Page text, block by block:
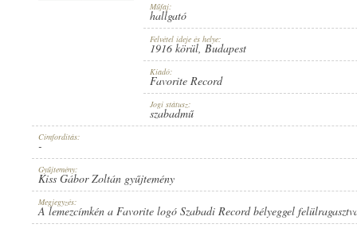
PUBLISHER: FAVORITE RECORD
Műfaj:
hallgató
Felvétel ideje és helye:
1916 körül, Budapest
Kiadó:
Favorite Record
Jogi státusz:
szabadmű
Címfordítás:
-
Gyűjtemény:
Kiss Gábor Zoltán gyűjtemény
Megjegyzés:
A lemezcímkén a Favorite logó Szabadi Record bélyeggel